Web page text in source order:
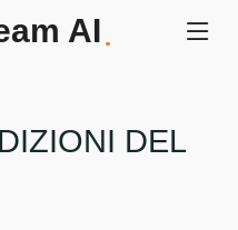
AI.
DEL